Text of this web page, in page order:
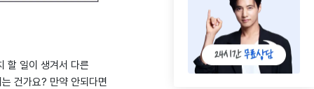
할 일이 생겨서 다른
건가요? 만약 안되다면